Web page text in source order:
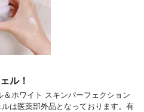
ル！
＆ホワイト スキンパーフェクション
は医薬部外品となっております。有